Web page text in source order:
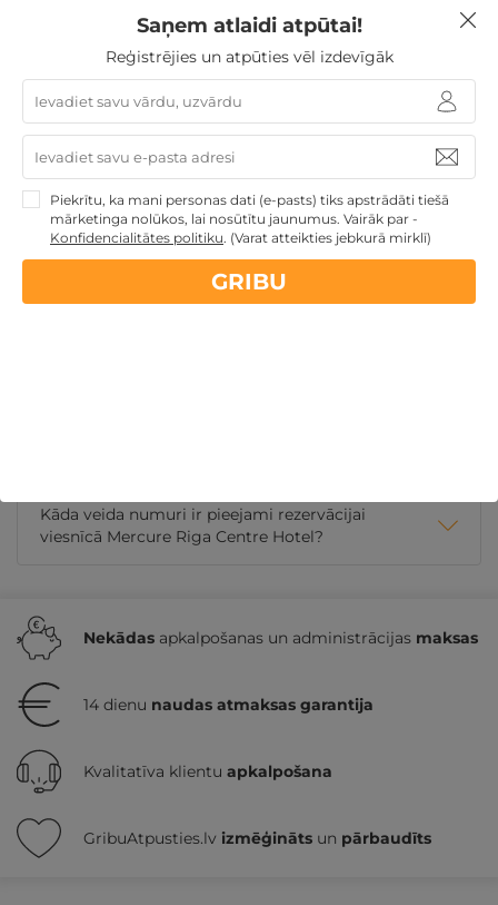
Mercure Riga Centre Hotel? Cikos brokastis tiek
Viesnīcā tiek pasniegtas bufetes veida brokastis ar
konditorejas izstrādājumiem, svaigi pagatavotu
kafiju, tēju un sulu. Brokastu servēšanas laiks: I-VII
7.00-10.00.
Vai pie viesnīcas Mercure Riga Centre Hotel ir
pieejama autostāvvieta?
Kāda veida numuri ir pieejami rezervācijai
viesnīcā Mercure Riga Centre Hotel?
Nekādas apkalpošanas un administrācijas maksas
14 dienu naudas atmaksas garantija
Kvalitatīva klientu apkalpošana
GribuAtpusties.lv izmēģināts un pārbaudīts
Saņem atlaidi atpūtai!
Reģistrējies un atpūties vēl izdevīgāk
Piekrītu, ka mani personas dati (e-pasts) tiks apstrādāti tiešā
mārketinga nolūkos, lai nosūtītu jaunumus. Vairāk par -
Konfidencialitātes politiku. (Varat atteikties jebkurā mirklī)
GRIBU